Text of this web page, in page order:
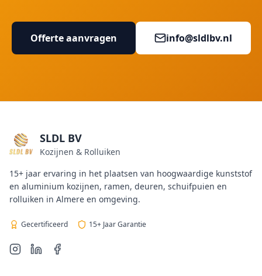
Offerte aanvragen info@sldlbv.nl
SLDL BV
Kozijnen & Rolluiken
15+ jaar ervaring in het plaatsen van hoogwaardige kunststof
en aluminium kozijnen, ramen, deuren, schuifpuien en
rolluiken in Almere en omgeving.
Gecertificeerd 15+ Jaar Garantie